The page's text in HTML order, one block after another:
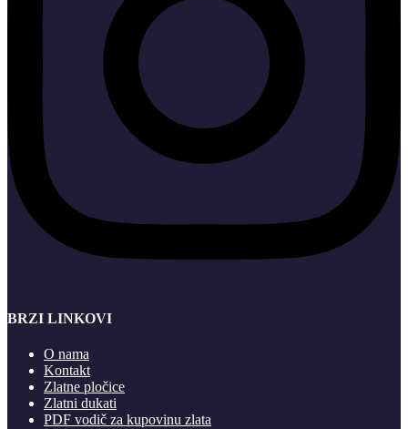
BRZI LINKOVI
O nama
Kontakt
Zlatne pločice
Zlatni dukati
PDF vodič za kupovinu zlata